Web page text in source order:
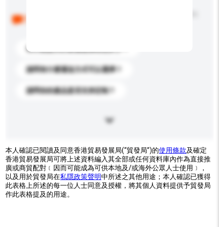
你們能提供的最優惠價格是多少？
請問有什麼運送方式可以選擇？
請問你的產品是否支持定制？
本人確認已閱讀及同意香港貿易發展局(“貿發局”)的使用條款及確定
香港貿易發展局可將上述資料編入其全部或任何資料庫內作為直接推
廣或商貿配對﹝因而可能成為可供本地及/或海外公眾人士使用﹞，
以及用於貿發局在私隱政策聲明中所述之其他用途；本人確認已獲得
此表格上所述的每一位人士同意及授權，將其個人資料提供予貿發局
作此表格提及的用途。